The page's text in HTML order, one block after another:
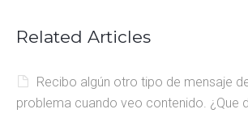
Related Articles
Recibo algún otro tipo de mensaje
problema cuando veo contenido. ¿Que